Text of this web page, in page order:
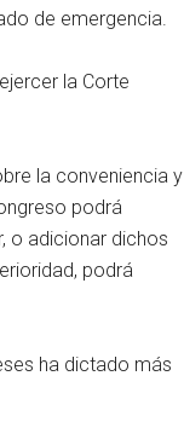
de emergencia.
la Corte
la conveniencia y
podrá
o adicionar dichos
podrá
ha dictado más